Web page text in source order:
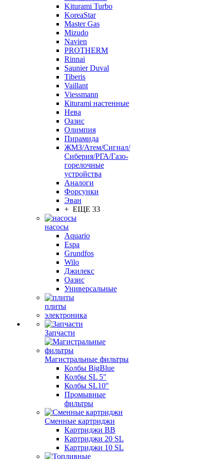
Kiturami Turbo
KoreaStar
Master Gas
Mizudo
Navien
PROTHERM
Rinnai
Saunier Duval
Tiberis
Vaillant
Viessmann
Кiturami настенные
Нева
Оазис
Олимпия
Пирамида
ЖМЗ/Атем/Сигнал/
Сиберия/РГА/Газо-
горелочные
устройства
Aналоги
Форсунки
Эван
+ ЕЩЕ 33
насосы
Aquario
Espa
Grundfos
Wilo
Джилекс
Оазис
Универсальные
плиты
электроника
Запчасти
Магистральные фильтры
Колбы BigBlue
Колбы SL 5"
Колбы SL10"
Промывные
фильтры
Сменные картриджи
Картриджи BB
Картриджи 20 SL
Картриджи 10 SL